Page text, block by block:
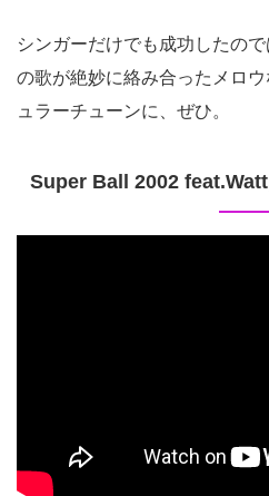
シンガーだけでも成功したの
の歌が絶妙に絡み合ったメロ
ュラーチューンに、ぜひ。
Super Ball 2002